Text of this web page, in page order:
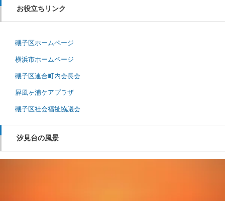
お役立ちリンク
磯子区ホームページ
横浜市ホームページ
磯子区連合町内会長会
屛風ヶ浦ケアプラザ
磯子区社会福祉協議会
汐見台の風景